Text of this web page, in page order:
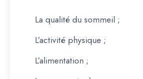
La qualité du sommeil ;
L’activité physique ;
L’alimentation ;